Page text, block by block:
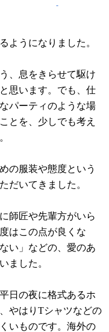
-
ようになりました。
、息をきらせて駆け
思います。でも、仕
パーティのような場
とを、少しでも考え
の服装や態度という
だいてきました。
師匠や先輩方がいら
はこの点が良くな
い」などの、愛のあ
ました。
日の夜に格式あるホ
やはりTシャツなどの
いものです。海外の